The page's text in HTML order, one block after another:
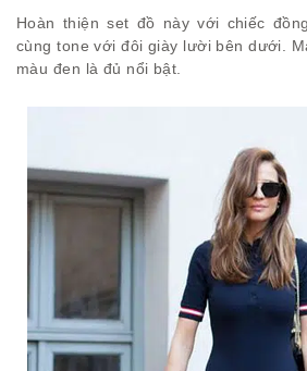
Hoàn thiện set đồ này với chiếc
cùng tone với đôi giày lười bên dưới.
màu đen là đủ nổi bật.